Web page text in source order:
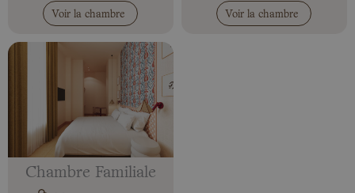
Voir la chambre Voir la chambre
Chambre Familiale